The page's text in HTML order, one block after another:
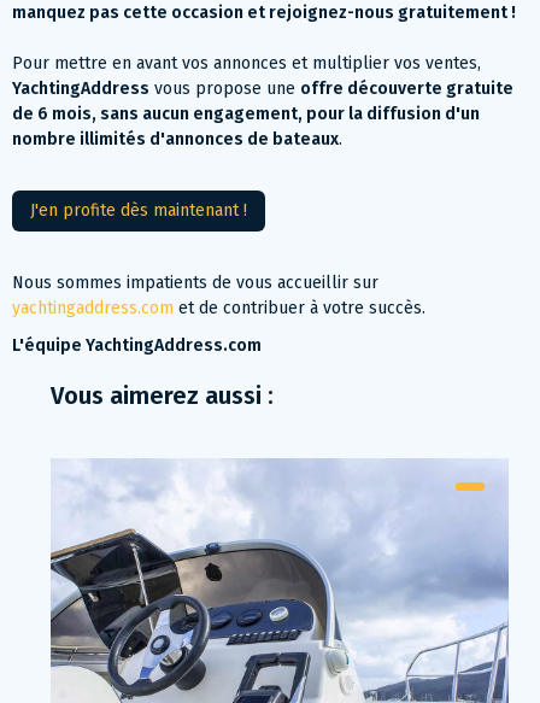
manquez pas cette occasion et rejoignez-nous gratuitement !
Pour mettre en avant vos annonces et multiplier vos ventes,
YachtingAddress vous propose une offre découverte gratuite
de 6 mois, sans aucun engagement, pour la diffusion d'un
nombre illimités d'annonces de bateaux.
J'en profite dès maintenant !
Nous sommes impatients de vous accueillir sur
yachtingaddress.com et de contribuer à votre succès.
L'équipe YachtingAddress.com
Vous aimerez aussi :